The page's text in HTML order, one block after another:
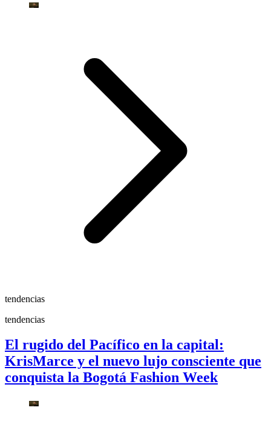
tendencias
tendencias
El rugido del Pacífico en la capital:
KrisMarce y el nuevo lujo consciente que
conquista la Bogotá Fashion Week